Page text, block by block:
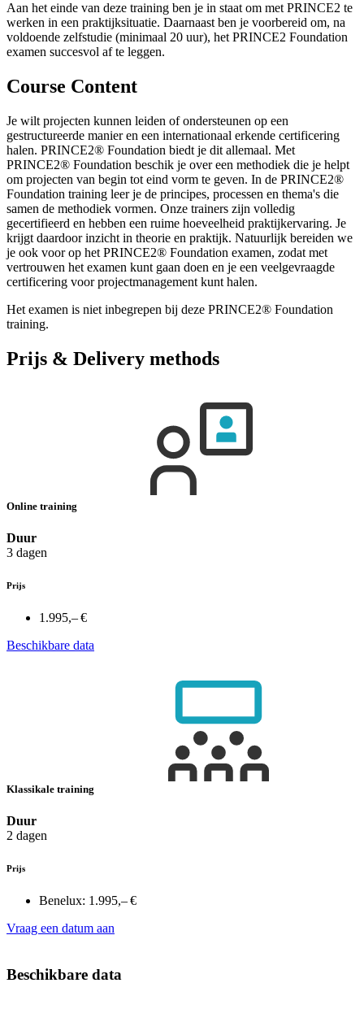
Aan het einde van deze training ben je in staat om met PRINCE2 te
werken in een praktijksituatie. Daarnaast ben je voorbereid om, na
voldoende zelfstudie (minimaal 20 uur), het PRINCE2 Foundation
examen succesvol af te leggen.
Course Content
Je wilt projecten kunnen leiden of ondersteunen op een
gestructureerde manier en een internationaal erkende certificering
halen. PRINCE2® Foundation biedt je dit allemaal. Met
PRINCE2® Foundation beschik je over een methodiek die je helpt
om projecten van begin tot eind vorm te geven. In de PRINCE2®
Foundation training leer je de principes, processen en thema's die
samen de methodiek vormen. Onze trainers zijn volledig
gecertifieerd en hebben een ruime hoeveelheid praktijkervaring. Je
krijgt daardoor inzicht in theorie en praktijk. Natuurlijk bereiden we
je ook voor op het PRINCE2® Foundation examen, zodat met
vertrouwen het examen kunt gaan doen en je een veelgevraagde
certificering voor projectmanagement kunt halen.
Het examen is niet inbegrepen bij deze PRINCE2® Foundation
training.
Prijs & Delivery methods
Online training
Duur
3 dagen
Prijs
1.995,– €
Beschikbare data
Klassikale training
Duur
2 dagen
Prijs
Benelux: 1.995,– €
Vraag een datum aan
Beschikbare data